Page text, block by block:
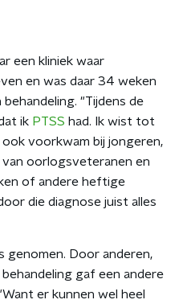
een kliniek waar
en was daar 34 weken
"Tijdens de
ik PTSS had. Ik wist tot
voorkwam bij jongeren,
van oorlogsveteranen en
of andere heftige
die diagnose juist alles
genomen. Door anderen,
gaf een andere
er kunnen wel heel